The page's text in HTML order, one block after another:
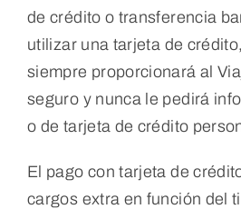
de crédito o transferencia
utilizar una tarjeta de
siempre proporcionará al
seguro y nunca le pedirá
o de tarjeta de crédito
El pago con tarjeta de
cargos extra en función del